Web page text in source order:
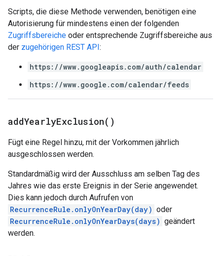
Scripts, die diese Methode verwenden, benötigen eine
Autorisierung für mindestens einen der folgenden
Zugriffsbereiche oder entsprechende Zugriffsbereiche aus
der zugehörigen REST API:
https://www.googleapis.com/auth/calendar
https://www.google.com/calendar/feeds
addYearlyExclusion( )
Fügt eine Regel hinzu, mit der Vorkommen jährlich
ausgeschlossen werden.
Standardmäßig wird der Ausschluss am selben Tag des
Jahres wie das erste Ereignis in der Serie angewendet.
Dies kann jedoch durch Aufrufen von
RecurrenceRule.onlyOnYearDay(day) oder
RecurrenceRule.onlyOnYearDays(days) geändert
werden.